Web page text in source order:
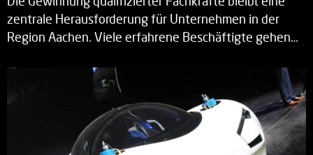
zentrale Herausforderung für Unternehmen in der
Region Aachen. Viele erfahrene Beschäftigte gehen…